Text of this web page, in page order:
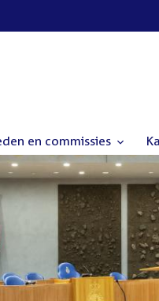
en commissies